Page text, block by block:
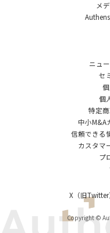
メ
ニュ
セ
個
特定
中小M&A
信頼できる
カスタマ
プ
X（旧Twitter
Copyright ©